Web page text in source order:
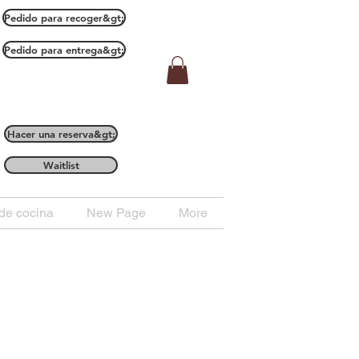
Pedido para recoger&gt;
Pedido para entrega&gt;
Hacer una reserva&gt;
Waitlist
cocina New Page More